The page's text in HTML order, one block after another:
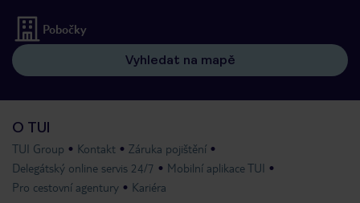
Pobočky
Vyhledat na mapě
O TUI
TUI Group Kontakt
Záruka pojištění
Delegátský online servis 24/7
Mobilní aplikace TUI
Pro cestovní agentury
Kariéra